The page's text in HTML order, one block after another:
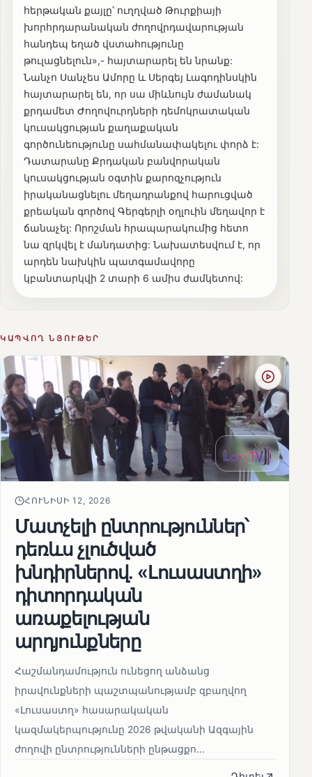
հերթական քայլը՝ ուղղված Թուրքիայի
խորհրդարանական ժողովրդավարության
հանդեպ եղած վստահությունը
թուլացնելուն»,- հայտարարել են նրանք:
Նանչո Սանչես Ամորը և Սերգեյ Լագոդինսկին
հայտարարել են, որ սա միևնույն ժամանակ
քրդամետ Ժողովուրդների դեմոկրատական
կուսակցության քաղաքական
գործունեությունը սահմանափակելու փորձ է:
Դատարանը Քրդական բանվորական
կուսակցության օգտին քարոզչություն
իրականացնելու մեղադրանքով հարուցված
քրեական գործով Գերգերլի օղլուին մեղավոր է
ճանաչել: Որոշման հրապարակումից հետո
նա զրկվել է մանդատից: Նախատեսվում է, որ
արդեն նախկին պատգամավորը
կբանտարկվի 2 տարի 6 ամիս ժամկետով:
ԿԱՊՎՈՂ ՆՅՈՒԹԵՐ
ՀՈՒՆԻՍԻ 12, 2026
Մատչելի ընտրություններ՝
դեռևս չլուծված
խնդիրներով. «Լուսաստղի»
դիտորդական
առաքելության
արդյունքները
Հաշմանդամություն ունեցող անձանց
իրավունքների պաշտպանությամբ զբաղվող
«Լուսաստղ» հասարակական
կազմակերպությունը 2026 թվականի Ազգային
ժողովի ընտրությունների ընթացքո...